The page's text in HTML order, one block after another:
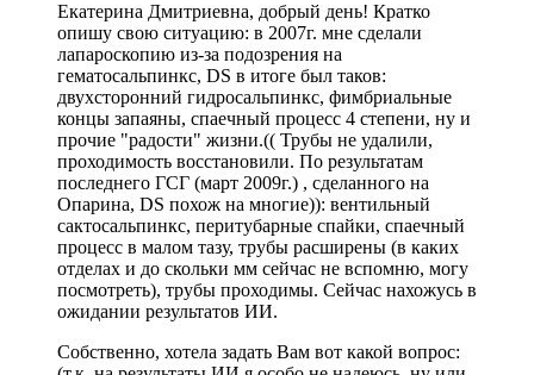
Екатерина Дмитриевна, добрый день! Кратко
опишу свою ситуацию: в 2007г. мне сделали
лапароскопию из-за подозрения на
гематосальпинкс, DS в итоге был таков:
двухсторонний гидросальпинкс, фимбриальные
концы запаяны, спаечный процесс 4 степени, ну и
прочие "радости" жизни.(( Трубы не удалили,
проходимость восстановили. По результатам
последнего ГСГ (март 2009г.) , сделанного на
Опарина, DS похож на многие)): вентильный
сактосальпинкс, перитубарные спайки, спаечный
процесс в малом тазу, трубы расширены (в каких
отделах и до скольки мм сейчас не вспомню, могу
посмотреть), трубы проходимы. Сейчас нахожусь в
ожидании результатов ИИ.
Собственно, хотела задать Вам вот какой вопрос: